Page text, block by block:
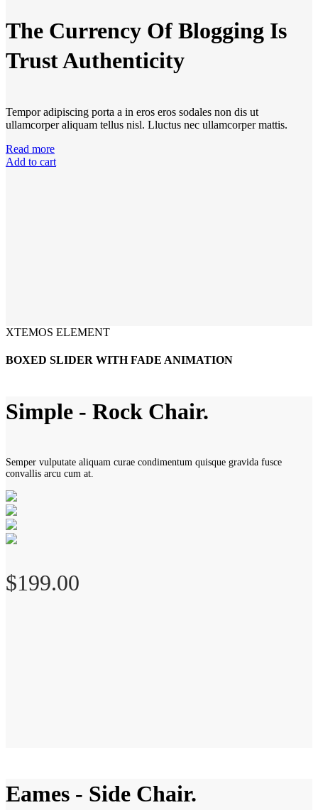
The Currency Of Blogging Is
Trust Authenticity
Tempor adipiscing porta a in eros eros sodales non dis ut
ullamcorper aliquam tellus nisl. Lluctus nec ullamcorper mattis.
Read more
Add to cart
XTEMOS ELEMENT
BOXED SLIDER WITH FADE ANIMATION
Simple - Rock Chair.
Semper vulputate aliquam curae condimentum quisque gravida fusce
convallis arcu cum at.
$199.00
Eames - Side Chair.